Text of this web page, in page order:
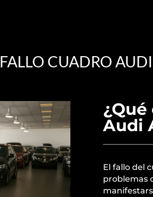
FALLO CUADRO
Audi
El fallo del
problemas